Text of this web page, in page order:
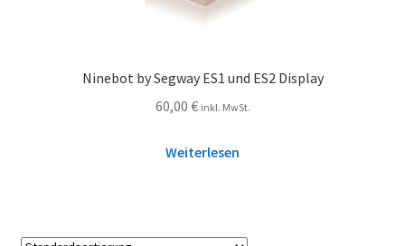
Ninebot by Segway ES1 und ES2 Display
60,00 € inkl. MwSt.
Weiterlesen